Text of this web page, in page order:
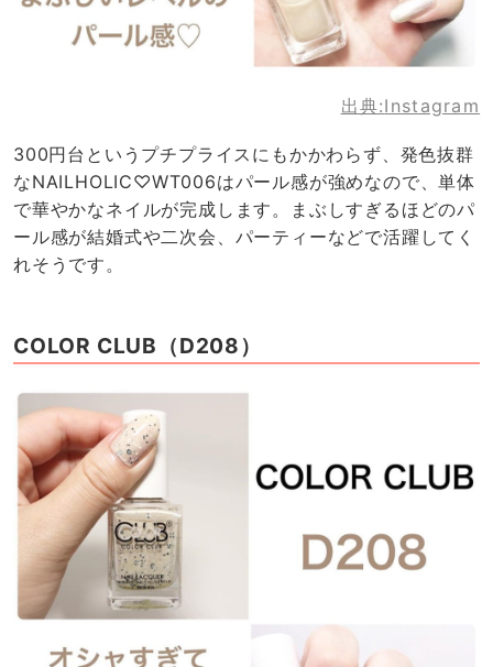
出典:Instagram
300円台というプチプライスにもかかわらず、発色抜群
なNAILHOLIC♡WT006はパール感が強めなので、単体
で華やかなネイルが完成します。まぶしすぎるほどのパ
ール感が結婚式や二次会、パーティーなどで活躍してく
れそうです。
COLOR CLUB（D208）